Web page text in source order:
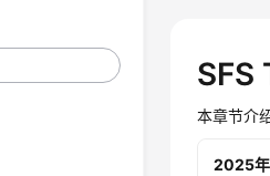
SFS
本章节介
2025